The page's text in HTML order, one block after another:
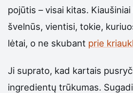
pojūtis – visai kitas.
švelnūs, vientisi, tokie,
lėtai, o ne skubant prie
Ji suprato, kad kartais
ingredientų trūkumas.